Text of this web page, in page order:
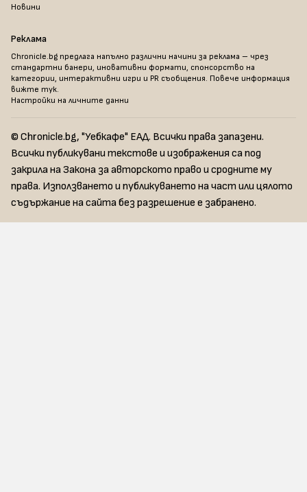
Новини
Реклама
Chronicle.bg предлага напълно различни начини за реклама – чрез
стандартни банери, иновативни формати, спонсорство на
категории, интерактивни игри и PR съобщения. Повече информация
вижте тук.
Настройки на личните данни
© Chronicle.bg, "Уебкафе" ЕАД. Всички права запазени.
Всички публикувани текстове и изображения са под
закрила на Закона за авторското право и сродните му
права. Използването и публикуването на част или цялото
съдържание на сайта без разрешение е забранено.